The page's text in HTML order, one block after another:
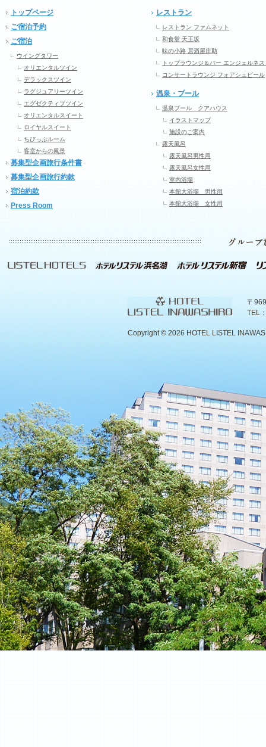
トップページ
ご宿泊予約
ご宿泊
ウイングタワー
オリエンタルツイン
デラックスツイン
ラグジュアリーツイン
エグゼクティブツイン
オリエンタルスイート
ロイヤルスイート
ちびっぷルーム
客室からの風景
募集型企画旅行条件書
募集型企画旅行約款
宿泊約款
Press Room
レストラン
レストラン ファムネット
和食堂 天王坂
味の小路 居酒屋庄助
トップラウンジ＆バー エンジェルネス
コンサートラウンジ フォアシュピール
温泉・プール
温泉プール クアハウス
イラストマップ
施設のご案内
露天風呂
露天風呂男性用
露天風呂女性用
室内浴場
本館大浴場 男性用
本館大浴場 女性用
〒
TEL
Copyright © 2026 HOTEL LISTEL